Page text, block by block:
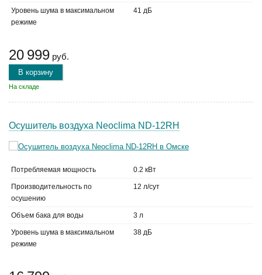
Уровень шума в максимальном
режиме
41 дБ
20 999 руб.
В корзину
На складе
Осушитель воздуха Neoclima ND-12RH
Потребляемая мощность 0.2 кВт
Производительность по
осушению
12 л/сут
Объем бака для воды 3 л
Уровень шума в максимальном
режиме
38 дБ